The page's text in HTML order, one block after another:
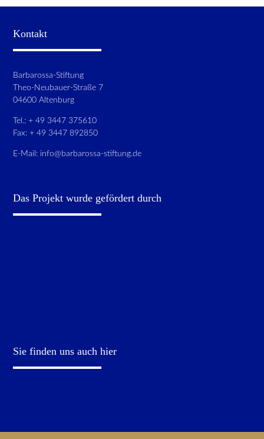
Kontakt
Barbarossa-Stiftung
Theo-Neubauer-Straße 7
04600 Altenburg
Tel.: + 49 3447 375610
Fax: + 49 3447 892850
E-Mail: info@barbarossa-stiftung.de
Das Projekt wurde gefördert durch
Sie finden uns auch hier